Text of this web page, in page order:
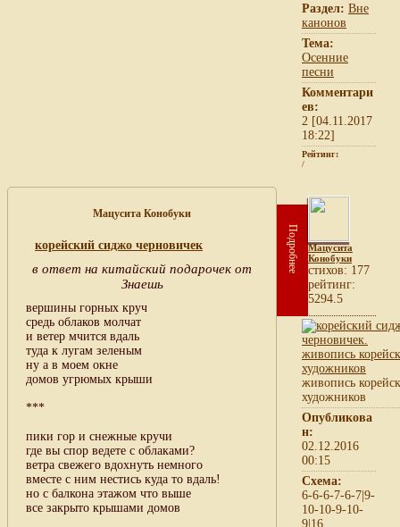
Раздел: Вне
канонов
Тема:
Осенние
песни
Комментари
ев:
2 [04.11.2017
18:22]
Рейтинг:
/
Мацусита Конобуки
корейский сиджо черновичек
в ответ на китайский подарочек от
Знаешь
вершины горных круч
средь облаков молчат
и ветер мчится вдаль
туда к лугам зеленым
ну а в моем окне
домов угрюмых крыши
***
пики гор и снежные кручи
где вы спор ведете с облаками?
ветра свежего вдохнуть немного
вместе с ним нестись куда то вдаль!
но с балкона этажом что выше
все закрыто крышами домов
Подробнее
Мацусита
Конобуки
cтихов: 177
рейтинг:
5294.5
живопись
художников
Опубликова
н:
02.12.2016
00:15
Схема:
6-6-6-7-6-7|9-
10-10-9-10-
9|16